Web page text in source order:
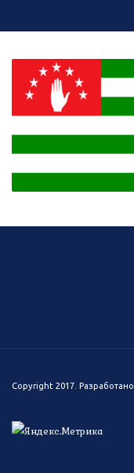
Copyright 2017. Разработано